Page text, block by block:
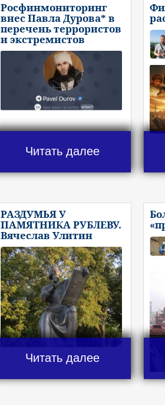
Росфинмониторинг
внес Павла Дурова* в
перечень террористов
и экстремистов
Читать далее
РАЗДУМЬЯ У
ПАМЯТНИКА РУБЛЕВУ.
Вячеслав Улитин
Читать далее